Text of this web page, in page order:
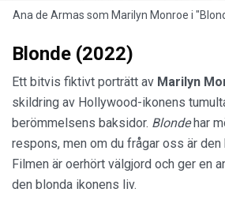
Ana de Armas som Marilyn Monroe i
Blonde (2022)
Ett bitvis fiktivt porträtt av Marilyn
skildring av Hollywood-ikonens
berömmelsens baksidor. Blondehar
respons, men om du frågar oss är
Filmen är oerhört välgjord och ger en
den blonda ikonens liv.